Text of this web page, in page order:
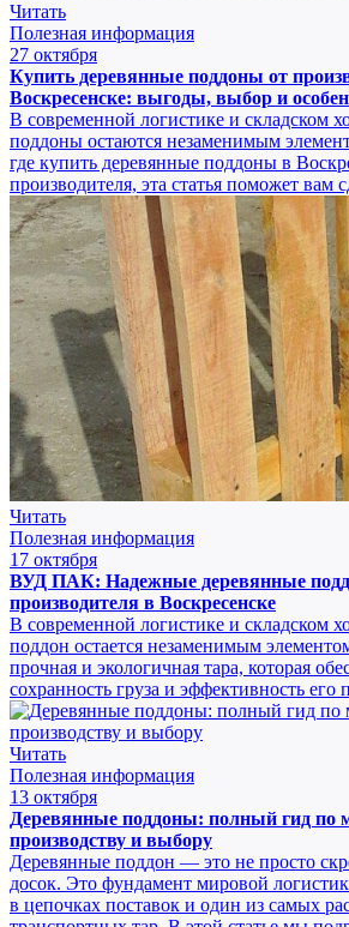
Читать
Полезная информация
27 октября
Купить деревянные поддоны от
Воскресенске: выгоды, выбор и
В современной логистике и складском
поддоны остаются незаменимым
где купить деревянные поддоны в
производителя, эта статья поможет вам
Читать
Полезная информация
17 октября
ВУД ПАК: Надежные деревянные
производителя в Воскресенске
В современной логистике и складском
поддон остается незаменимым
прочная и экологичная тара, которая
сохранность груза и эффективность его
Читать
Полезная информация
13 октября
Деревянные поддоны: полный гид по
производству и выбору
Деревянные поддон — это не просто
досок. Это фундамент мировой
в цепочках поставок и один из самых